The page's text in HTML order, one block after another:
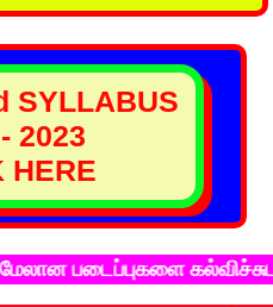
SYLLABUS
2023
HERE
கல்விச்சுடர்